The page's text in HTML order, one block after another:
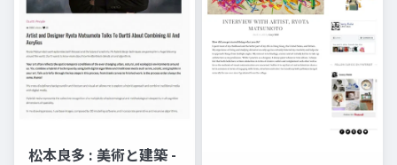
松本良多 : 美術と建築 -